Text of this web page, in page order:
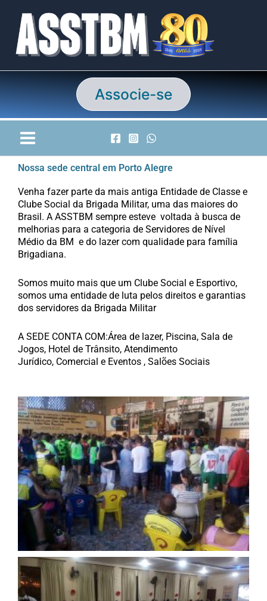
conteúdo
Associe-se
Nossa sede central em Porto Alegre
Venha fazer parte da mais antiga Entidade de Classe e
Clube Social da Brigada Militar, uma das maiores do
Brasil. A ASSTBM sempre esteve voltada à busca de
melhorias para a categoria de Servidores de Nível
Médio da BM e do lazer com qualidade para família
Brigadiana.
Somos muito mais que um Clube Social e Esportivo,
somos uma entidade de luta pelos direitos e garantias
dos servidores da Brigada Militar
A SEDE CONTA COM:Área de lazer, Piscina, Sala de
Jogos, Hotel de Trânsito, Atendimento
Jurídico, Comercial e Eventos , Salões Sociais